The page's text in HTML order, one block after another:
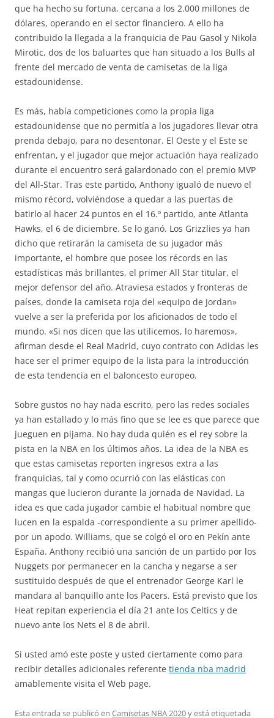
que ha hecho su fortuna, cercana a los 2.000 millones de
dólares, operando en el sector financiero. A ello ha
contribuido la llegada a la franquicia de Pau Gasol y Nikola
Mirotic, dos de los baluartes que han situado a los Bulls al
frente del mercado de venta de camisetas de la liga
estadounidense.
Es más, había competiciones como la propia liga
estadounidense que no permitía a los jugadores llevar otra
prenda debajo, para no desentonar. El Oeste y el Este se
enfrentan, y el jugador que mejor actuación haya realizado
durante el encuentro será galardonado con el premio MVP
del All-Star. Tras este partido, Anthony igualó de nuevo el
mismo récord, volviéndose a quedar a las puertas de
batirlo al hacer 24 puntos en el 16.º partido, ante Atlanta
Hawks, el 6 de diciembre. Se lo ganó. Los Grizzlies ya han
dicho que retirarán la camiseta de su jugador más
importante, el hombre que posee los récords en las
estadísticas más brillantes, el primer All Star titular, el
mejor defensor del año. Atraviesa estados y fronteras de
países, donde la camiseta roja del «equipo de Jordan»
vuelve a ser la preferida por los aficionados de todo el
mundo. «Si nos dicen que las utilicemos, lo haremos»,
afirman desde el Real Madrid, cuyo contrato con Adidas les
hace ser el primer equipo de la lista para la introducción
de esta tendencia en el baloncesto europeo.
Sobre gustos no hay nada escrito, pero las redes sociales
ya han estallado y lo más fino que se lee es que parece que
jueguen en pijama. No hay duda quién es el rey sobre la
pista en la NBA en los últimos años. La idea de la NBA es
que estas camisetas reporten ingresos extra a las
franquicias, tal y como ocurrió con las elásticas con
mangas que lucieron durante la jornada de Navidad. La
idea es que cada jugador cambie el habitual nombre que
lucen en la espalda -correspondiente a su primer apellido-
por un apodo. Williams, que se colgó el oro en Pekín ante
España. Anthony recibió una sanción de un partido por los
Nuggets por permanecer en la cancha y negarse a ser
sustituido después de que el entrenador George Karl le
mandara al banquillo ante los Pacers. Está previsto que los
Heat repitan experiencia el día 21 ante los Celtics y de
nuevo ante los Nets el 8 de abril.
Si usted amó este poste y usted ciertamente como para
recibir detalles adicionales referente tienda nba madrid
amablemente visita el Web page.
Esta entrada se publicó en Camisetas NBA 2020y está etiquetada